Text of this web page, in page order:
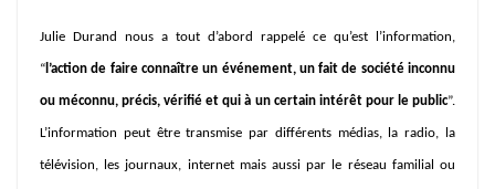
Julie Durand nous a tout d’abord rappelé ce qu’est l’information,
“ l’action de faire connaître un événement, un fait de société inconnu
ou méconnu, précis, vérifié et qui à un certain intérêt pour le public”.
L’information peut être transmise par différents médias, la radio, la
télévision, les journaux, internet mais aussi par le réseau familial ou